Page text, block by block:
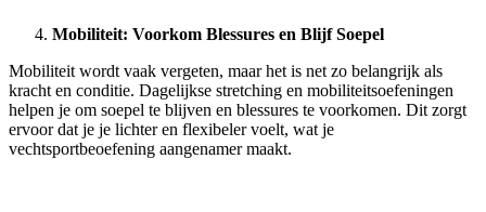
Mobiliteit: Voorkom Blessures en Blijf Soepel
Mobiliteit wordt vaak vergeten, maar het is net zo belangrijk als
kracht en conditie. Dagelijkse stretching en mobiliteitsoefeningen
helpen je om soepel te blijven en blessures te voorkomen. Dit zorgt
ervoor dat je je lichter en flexibeler voelt, wat je
vechtsportbeoefening aangenamer maakt.